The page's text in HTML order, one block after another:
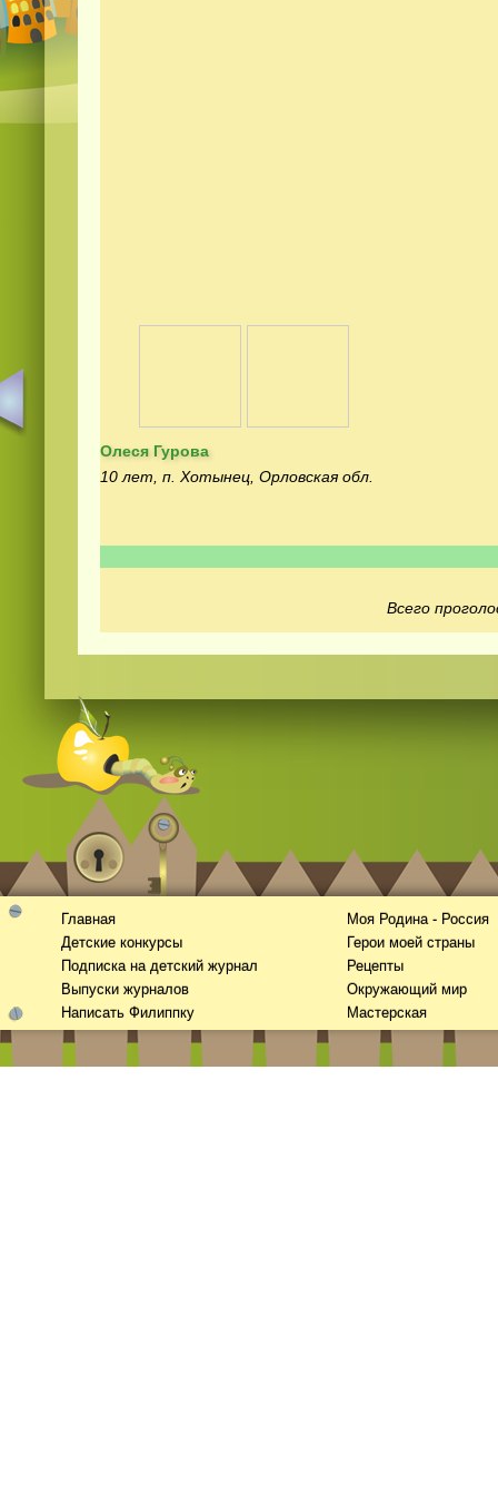
Олеся Гурова
10 лет, п. Хотынец, Орловская обл.
Всего
Главная
Детские конкурсы
Подписка на детский журнал
Выпуски журналов
Написать Филиппку
Моя Родина - Россия
Герои моей страны
Рецепты
Окружающий мир
Мастерская
Смотретьвидеоонлайн